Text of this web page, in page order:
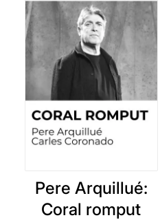
Pere Arquillué:
Coral romput